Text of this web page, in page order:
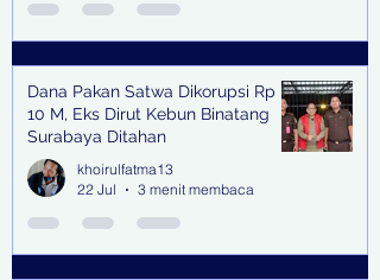
Dana Pakan Satwa Dikorupsi Rp
10 M, Eks Dirut Kebun Binatang
Surabaya Ditahan
khoirulfatma13
22 Jul
3 menit membaca